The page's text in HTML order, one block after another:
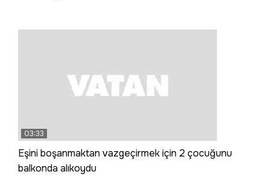
03:33
Eşini boşanmaktan vazgeçirmek için 2 çocuğunu
balkonda alıkoydu